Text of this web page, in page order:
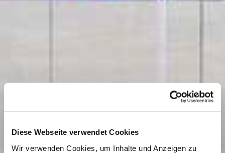
Diese Webseite verwendet Cookies
Wir verwenden Cookies, um Inhalte und Anzeigen zu